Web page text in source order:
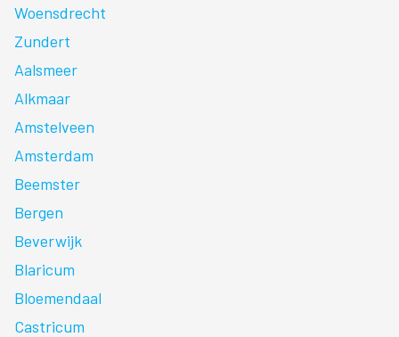
Woensdrecht
Zundert
Aalsmeer
Alkmaar
Amstelveen
Amsterdam
Beemster
Bergen
Beverwijk
Blaricum
Bloemendaal
Castricum